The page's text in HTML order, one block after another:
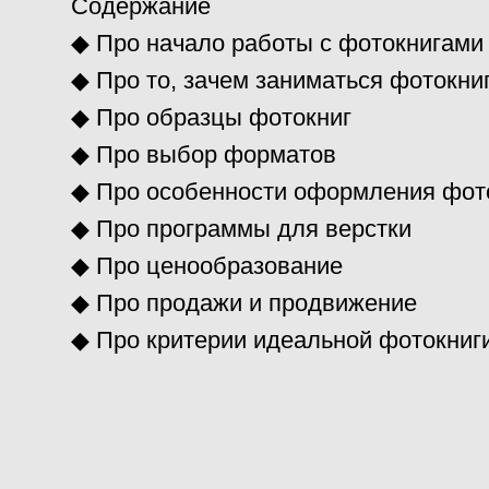
Содержание
◆ Про начало работы с фотокнигами
◆ Про то, зачем заниматься
◆ Про образцы фотокниг
◆ Про выбор форматов
◆ Про особенности оформления
◆ Про программы для верстки
◆ Про ценообразование
◆ Про продажи и продвижение
◆ Про критерии идеальной